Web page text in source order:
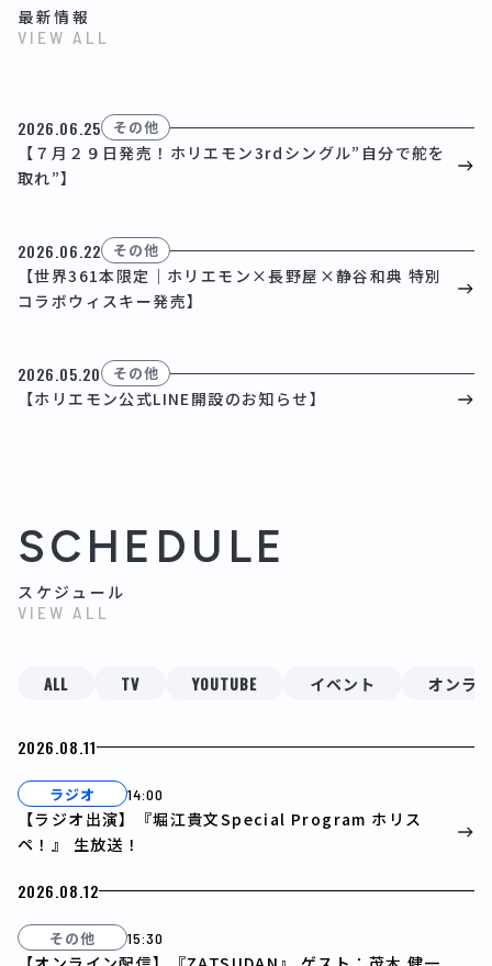
最新情報
VIEW ALL
2026.06.25 その他
【７月２９日発売！ホリエモン3rdシングル”自分で舵を
取れ”】
2026.06.22 その他
【世界361本限定｜ホリエモン×長野屋×静谷和典 特別
コラボウィスキー発売】
2026.05.20 その他
【ホリエモン公式LINE開設のお知らせ】
SCHEDULE
スケジュール
VIEW ALL
ALL TV YOUTUBE イベント オンラ
2026.08.11
ラジオ 14:00
【ラジオ出演】『堀江貴文Special Program ホリス
ペ！』 生放送！
2026.08.12
その他 15:30